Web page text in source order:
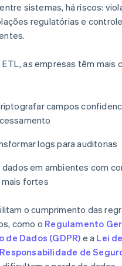
sistemas, há riscos:
regulatórias e
as empresas têm mais
campos
logs para auditorias
dados em ambientes com
fortes
o cumprimento das
como o Regulamento
de Dados (GDPR) e a Lei de
de